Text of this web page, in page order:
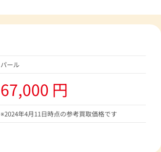
パール
67,000 円
※2024年4月11日時点の参考買取価格です